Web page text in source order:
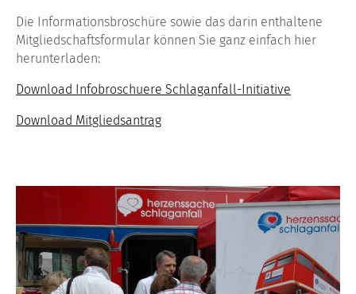
Die Informationsbroschüre sowie das darin enthaltene
Mitgliedschaftsformular können Sie ganz einfach hier
herunterladen:
Download Infobroschuere Schlaganfall-Initiative
Download Mitgliedsantrag